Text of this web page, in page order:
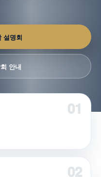
설명회
안내